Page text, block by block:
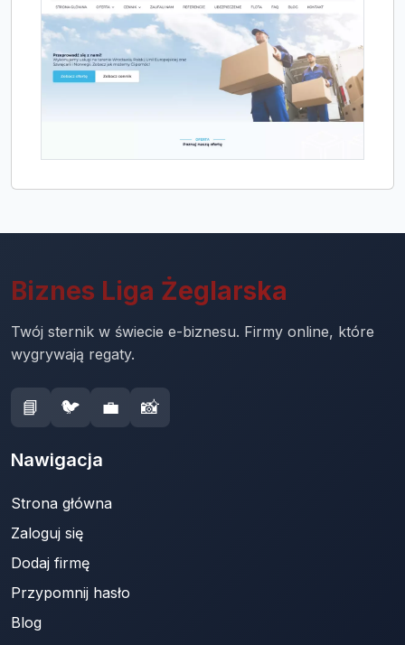
Biznes Liga Żeglarska
Twój sternik w świecie e-biznesu. Firmy online, które
wygrywają regaty.
📘 🐦 💼 📸
Nawigacja
Strona główna
Zaloguj się
Dodaj firmę
Przypomnij hasło
Blog